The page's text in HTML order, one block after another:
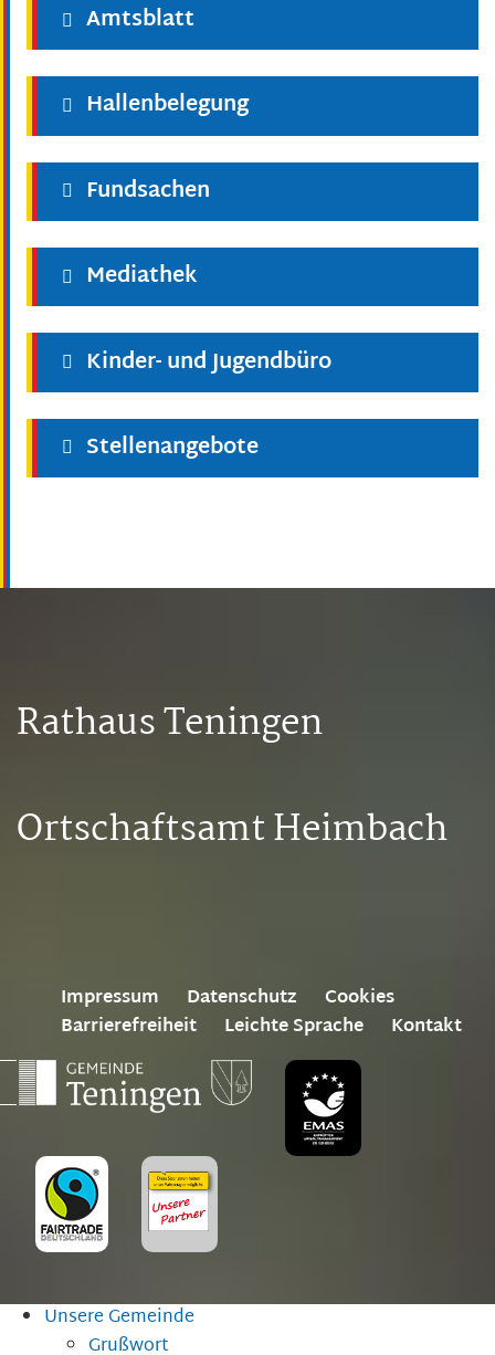
Amtsblatt
Hallenbelegung
Fundsachen
Mediathek
Kinder- und Jugendbüro
Stellenangebote
Rathaus Teningen
Ortschaftsamt Heimbach
Impressum Datenschutz
Cookies
Barrierefreiheit
Leichte Sprache Kontakt
Unsere Gemeinde
Grußwort